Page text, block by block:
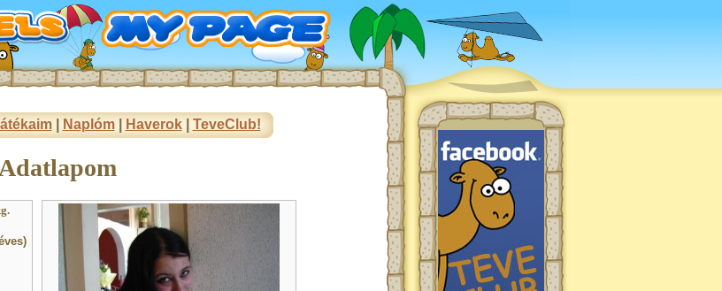
| Naplóm| Haverok| TeveClub!
Adatlapom